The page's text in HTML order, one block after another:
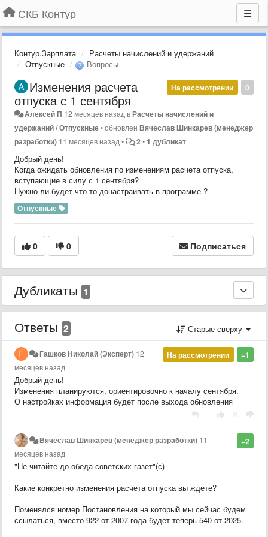
СКБ Контур
Контур.Зарплата
Расчеты начислений и удержаний
Отпускные
Вопросы
0
На рассмотрении
Изменения расчета
отпуска с 1 сентября
Алексей П 12 месяцев назад вРасчеты начислений и
удержаний / Отпускные•обновлен Вячеслав Шинкарев (менеджер
разработки) 11 месяцев назад • 2• 1 дубликат
Добрый день!
Когда ожидать обновления по изменениям расчета отпуска,
вступающие в силу с 1 сентября?
Нужно ли будет что-то донастраивать в программе ?
Отпускные
0 0 Подписаться
Дубликаты 1
Ответы 2 Старые сверху
+1
На рассмотрении
Гашков Николай (Эксперт) 12
месяцев назад
Добрый день!
Изменения планируются, ориентировочно к началу сентября.
О настройках информация будет после выхода обновления
+2
Вячеслав Шинкарев (менеджер разработки) 11
месяцев назад
"Не читайте до обеда советских газет"(с)
Какие конкретно изменения расчета отпуска вы ждете?
Поменялся номер Постановления на который мы сейчас будем
ссылаться, вместо 922 от 2007 года будет теперь 540 от 2025.